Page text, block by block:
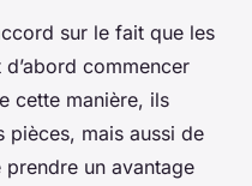
sur le fait que les
commencer
cette manière, ils
pièces, mais aussi de
prendre un avantage